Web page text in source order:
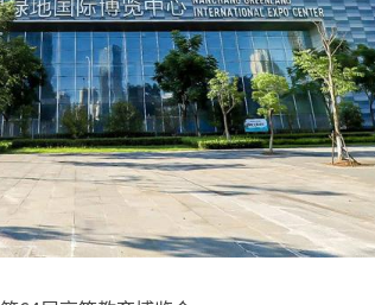
智能AI会议纪要系列
智慧党建系列
讯笛会议系列
AI智慧88广播系统
卓越演出系列